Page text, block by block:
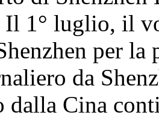
Il 1° luglio, il
per
da
Cina